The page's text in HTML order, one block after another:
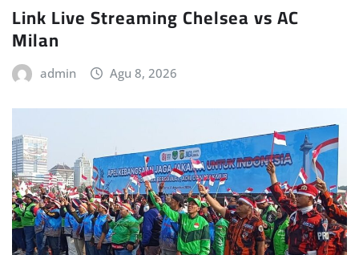
Link Live Streaming Chelsea vs AC
Milan
admin Agu 8, 2026